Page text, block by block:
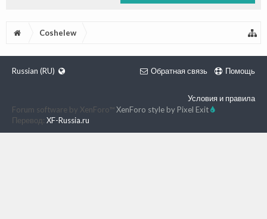
Coshelew
Russian (RU) Обратная связь Помощь
Условия и правила
Forum software by XenForo™XenForo style by Pixel Exit
Перевод: XF-Russia.ru